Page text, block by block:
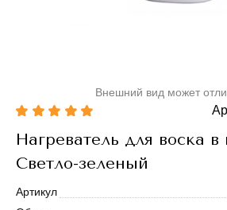
Внешний вид может
Нагреватель для воска
Светло-зеленый
Артикул